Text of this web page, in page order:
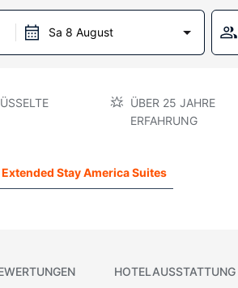
Sa 8 August
ÜBER 25 JAHRE
ERFAHRUNG
Extended Stay America Suites
HOTELAUSSTATTUNG